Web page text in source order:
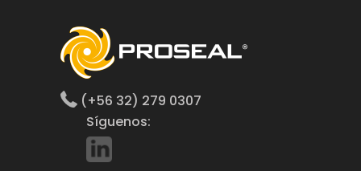
(+56 32) 279 0307
Síguenos: